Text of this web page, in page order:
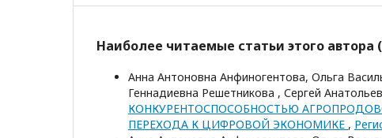
Наиболее читаемые статьи этого автора
Анна Антоновна Анфиногентова, Ольга
Геннадиевна Решетникова , Сергей
КОНКУРЕНТОСПОСОБНОСТЬЮ
ПЕРЕХОДА К ЦИФРОВОЙ ЭКОНОМИКЕ ,